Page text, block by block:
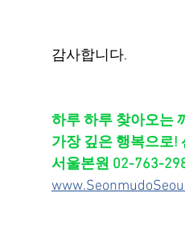
감사합니다.
하루 하루 찾아오는
가장 깊은 행복으로!
서울본원 02-763-